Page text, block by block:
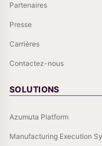
Partenaires
Presse
Carrières
Contactez-nous
SOLUTIONS
Azumuta Platform
Manufacturing Execution